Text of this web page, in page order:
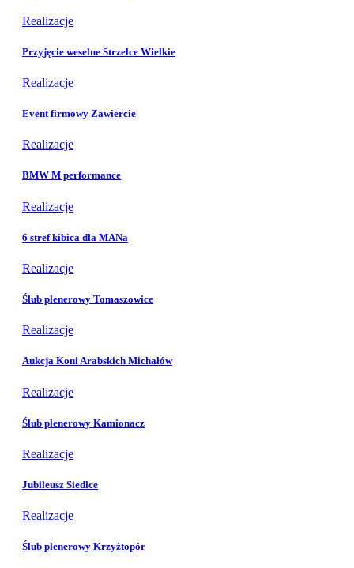
Realizacje
Przyjęcie weselne Strzelce Wielkie
Realizacje
Event firmowy Zawiercie
Realizacje
BMW M performance
Realizacje
6 stref kibica dla MANa
Realizacje
Ślub plenerowy Tomaszowice
Realizacje
Aukcja Koni Arabskich Michałów
Realizacje
Ślub plenerowy Kamionacz
Realizacje
Jubileusz Siedlce
Realizacje
Ślub plenerowy Krzyżtopór